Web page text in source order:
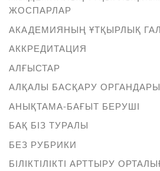
ЖОСПАРЛАР
АКАДЕМИЯНЫҢ ҰТҚЫРЛЫҚ
АККРЕДИТАЦИЯ
АЛҒЫСТАР
АЛҚАЛЫ БАСҚАРУ ОРГАНДАРЫ
АНЫҚТАМА-БАҒЫТ БЕРУШІ
БАҚ БІЗ ТУРАЛЫ
БЕЗ РУБРИКИ
БІЛІКТІЛІКТІ АРТТЫРУ